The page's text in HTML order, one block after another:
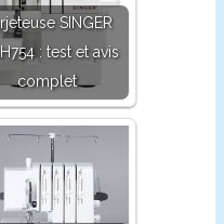
SINGER
: test et avis
complet